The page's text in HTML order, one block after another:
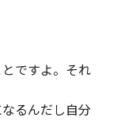
ですよ。それ
るんだし自分